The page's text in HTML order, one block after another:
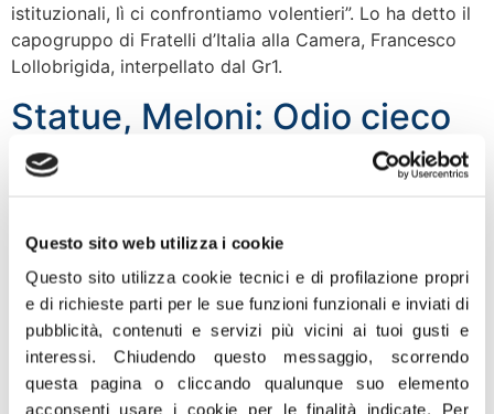
Questo sito web utilizza i cookie
Questo sito utilizza cookie tecnici e di profilazione propri
e di richieste parti per le sue funzioni funzionali e inviati di
pubblicità, contenuti e servizi più vicini ai tuoi gusti e
interessi.Chiudendo questo messaggio, scorrendo
questa pagina o cliccando qualunque suo elemento
acconsenti usare i cookie per le finalità indicate. Per
istituzionali, lì ci confrontiamo volentieri”. Lo ha detto il
capogruppo di Fratelli d’Italia alla Camera, Francesco
Lollobrigida, interpellato dal Gr1.
Statue, Meloni: Odio cieco
della sinistra è forgiato
«In diverse città degli Stati Uniti e dell’Europa, è partita
la battaglia contro le statue “politicamente scorrette”.
L’odio cieco della sinistra, come sempre, è forgiato
dall’ignoranza. Quell’ignoranza che vuole vedere
l’immagine di Colombo abbattuta. Queste prepotenze
sono degne degli atteggiamenti dell’ISIS che vogliono